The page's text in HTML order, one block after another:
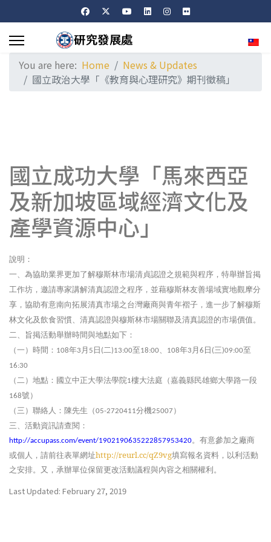
You are here: Home
News & Updates
國立政治大學「《教育與心理研究》期刊徵稿」
國立成功大學「馬來西亞
及新加坡區域經濟文化及
產學資源中心」
說明：
一、為協助業界更加了解穆斯林市場清貞認證之規範與程序，特舉辦旨掲
工作坊，邀請專家講解清真認證之程序，並藉穆斯林友善場域實地觀摩分
享，協助有意南向拓展清真市場之台灣廠商與青年褶子，進一步了解穆斯
林文化及飲食習慣、清真認證與穆斯林市場關聯及清真認證的市場價值。
二、旨掲活動舉辦時間與地點如下：
（一）時間： 108年3 月 5 日 (二)13:00至18:00、 108年3 月 6 日 (三)09:00至
16:30
（二）地點：國立中正大學法學院1樓大法庭（嘉義縣民雄鄉大學路一段
168號）
（三）聯絡人：陳先生（05-2720411分機25007 ）
三、活動資訊請查閱：
http://accupass.com/event/1902190635222857953420。有意參加之廠商
或個人，請前往表單網址http://reurl.cc/qZ9vg填寫報名資料，以利活動
之安排。又，承辦單位保留更改活動議程與內容之相關權利。
Last Updated: February 27, 2019